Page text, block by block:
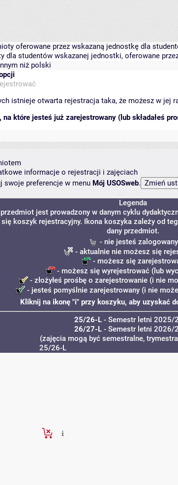
oferowane przez wskazaną jednostkę dla
dla studentów wskazanej jednostki, oferowane
niż polski
istnieje otwarta rejestracja taka, że możesz w jej
które jesteś już zarejestrowany (lub składałeś
informacje o rejestracji i zajęciach
swoje preferencje w menu Mój USOSweb.
Legenda
jest prowadzony w danym cyklu
koszyk rejestracyjny. Ikona koszyka zależy od
dany przedmiot.
- nie jesteś zalogowany
- aktualnie nie możesz się
- możesz się
- możesz się wyrejestrować (lub
- złożyłeś prośbę o zarejestrowanie (i nie
- jesteś pomyślnie zarejestrowany (i nie
Kliknij na ikonę "i" przy koszyku, aby uzyskać
25/26-L- Semestr letni 2025/
26/27-L- Semestr letni 2026/
(zajęcia mogą być semestralne,
25/26-L